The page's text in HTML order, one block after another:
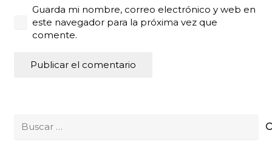
Guarda mi nombre, correo electrónico y web en
este navegador para la próxima vez que
comente.
Publicar el comentario
Buscar: